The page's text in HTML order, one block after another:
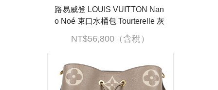
路易威登 LOUIS VUITTON Nan
o Noé 束口水桶包 Tourterelle 灰
色 Cream色 M46291 晶片款 防
塵袋/背帶2
NT$56,800（含稅）